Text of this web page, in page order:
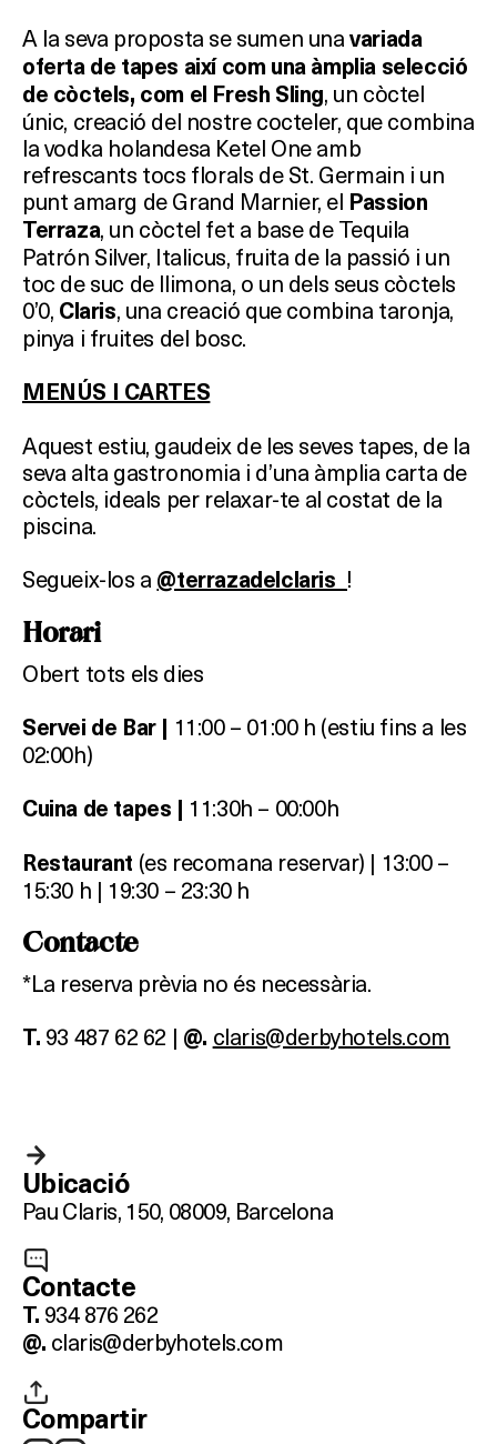
A la seva proposta se sumen unavariada
oferta de tapes així com una àmplia selecció
de còctels, com el Fresh Sling, un còctel
únic, creació del nostre cocteler, que combina
la vodka holandesa Ketel One amb
refrescants tocs florals de St. Germain i un
punt amarg de Grand Marnier, el Passion
Terraza, un còctel fet a base de Tequila
Patrón Silver, Italicus, fruita de la passió i un
toc de suc de llimona, o un dels seus còctels
0’0, Claris, una creació que combina taronja,
pinya i fruites del bosc.
MENÚS I CARTES
Aquest estiu, gaudeix de les seves tapes, de la
seva alta gastronomia i d’una àmplia carta de
còctels, ideals per relaxar-te al costat de la
piscina.
Segueix-los a @terrazadelclaris_ !
Horari
Obert tots els dies
Servei de Bar | 11:00 – 01:00 h (estiu fins a les
02:00h)
Cuina de tapes | 11:30h – 00:00h
Restaurant (es recomana reservar) | 13:00 –
15:30 h | 19:30 – 23:30 h
Contacte
*La reserva prèvia no és necessària.
T. 93 487 62 62 | @. claris@derbyhotels.com
Ubicació
Pau Claris, 150, 08009, Barcelona
Contacte
T. 934 876 262
@. claris@derbyhotels.com
Compartir